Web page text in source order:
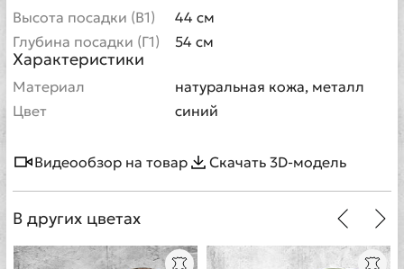
Высота посадки (В1)
44 см
Глубина посадки (Г1)
54 см
Характеристики
Материал
натуральная кожа, металл
Цвет
синий
Видеообзор на товар Скачать 3D-модель
В других цветах